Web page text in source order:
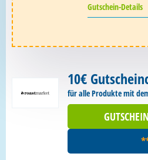
Gutschein-Details
10€
für alle Produkte mit